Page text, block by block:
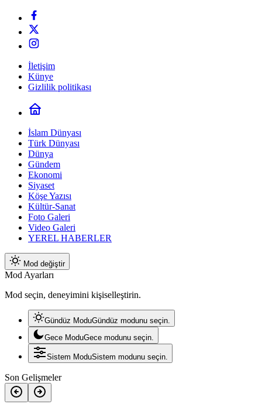
İletişim
Künye
Gizlilik politikası
İslam Dünyası
Türk Dünyası
Dünya
Gündem
Ekonomi
Siyaset
Köşe Yazısı
Kültür-Sanat
Foto Galeri
Video Galeri
YEREL HABERLER
Mod değiştir
Mod Ayarları
Mod seçin, deneyimini kişiselleştirin.
Gündüz ModuGündüz modunu seçin.
Gece ModuGece modunu seçin.
Sistem ModuSistem modunu seçin.
Son Gelişmeler